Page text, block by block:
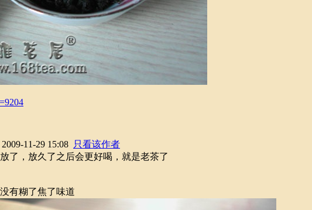
11-29 15:08
只看该作者
了，放久了之后会更好喝，就是老茶了
有糊了焦了味道